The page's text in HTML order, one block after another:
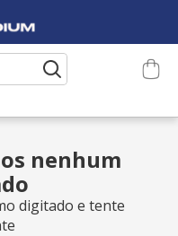
nenhum
digitado e tente